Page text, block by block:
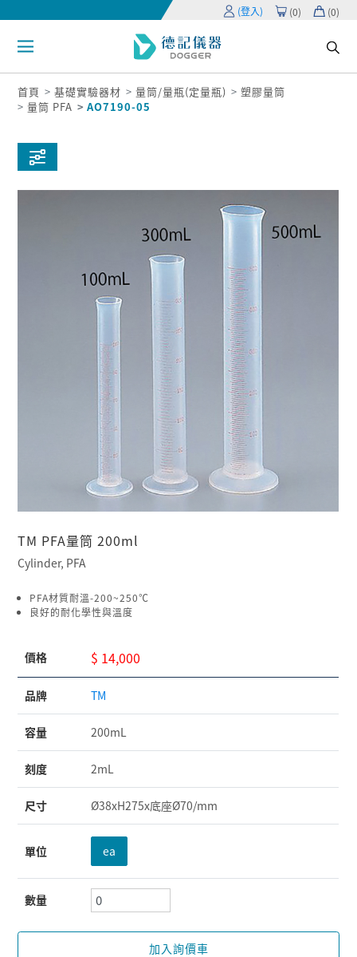
(登入) (0) (0)
首頁 基礎實驗器材 量筒/量瓶(定量瓶)
塑膠量筒
量筒 PFA
AO7190-05
TM PFA量筒 200ml
Cylinder, PFA
PFA材質耐溫-200~250℃
良好的耐化學性與溫度
價格 $ 14,000
品牌 TM
容量 200mL
刻度 2mL
尺寸 Ø38xH275x底座Ø70/mm
單位 ea
數量
加入詢價車